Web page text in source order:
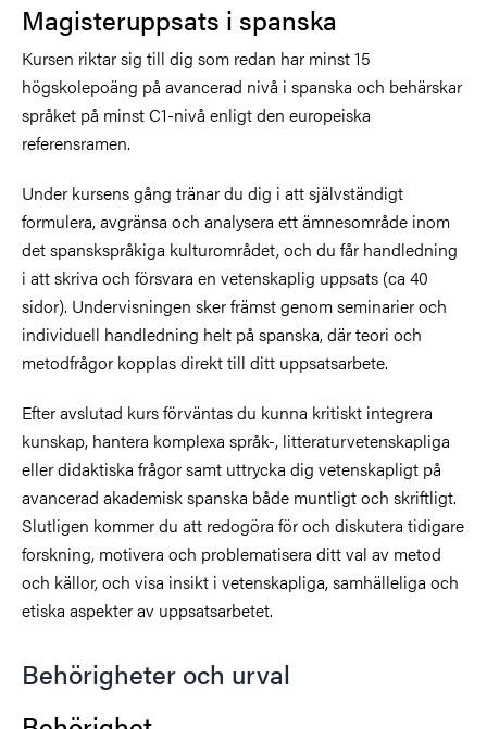
Magisteruppsats i spanska
Kursen riktar sig till dig som redan har minst 15
högskolepoäng på avancerad nivå i spanska och behärskar
språket på minst C1-nivå enligt den europeiska
referensramen.
Under kursens gång tränar du dig i att självständigt
formulera, avgränsa och analysera ett ämnesområde inom
det spanskspråkiga kulturområdet, och du får handledning
i att skriva och försvara en vetenskaplig uppsats (ca 40
sidor). Undervisningen sker främst genom seminarier och
individuell handledning helt på spanska, där teori och
metodfrågor kopplas direkt till ditt uppsatsarbete.
Efter avslutad kurs förväntas du kunna kritiskt integrera
kunskap, hantera komplexa språk-, litteraturvetenskapliga
eller didaktiska frågor samt uttrycka dig vetenskapligt på
avancerad akademisk spanska både muntligt och skriftligt.
Slutligen kommer du att redogöra för och diskutera tidigare
forskning, motivera och problematisera ditt val av metod
och källor, och visa insikt i vetenskapliga, samhälleliga och
etiska aspekter av uppsatsarbetet.
Behörigheter och urval